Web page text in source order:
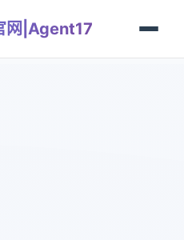
网|Agent17